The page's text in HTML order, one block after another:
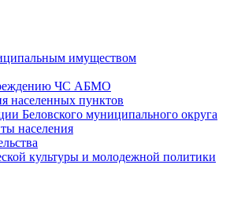
имуществом
ЧС АБМО
населенных пунктов
Беловского муниципального округа
населения
культуры и молодежной политики